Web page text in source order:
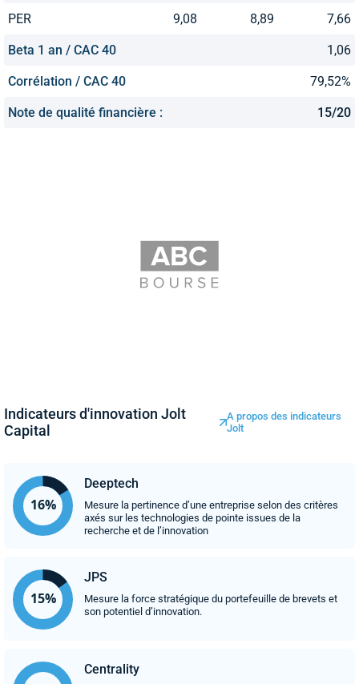
PER 9,08 8,89 7,66
Beta 1 an / CAC 40 1,06
Corrélation / CAC 40 79,52%
Note de qualité financière : 15/20
Indicateurs d'innovation Jolt
Capital
A propos des indicateurs
Jolt
Deeptech
Mesure la pertinence d’une entreprise selon des critères
axés sur les technologies de pointe issues de la
recherche et de l’innovation
JPS
Mesure la force stratégique du portefeuille de brevets et
son potentiel d’innovation.
Centrality